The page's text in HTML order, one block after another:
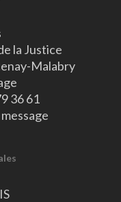
la Justice
Malabry
36 61